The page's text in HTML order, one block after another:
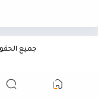
جميع